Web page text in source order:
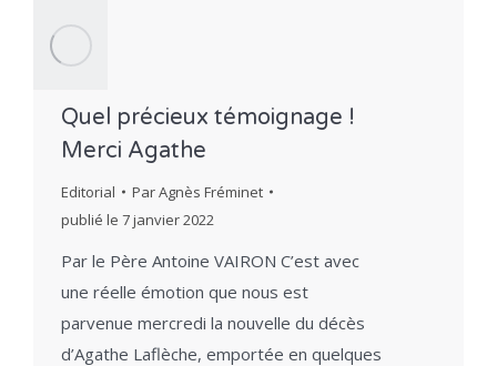
Quel précieux témoignage !
Merci Agathe
Editorial ParAgnès Fréminet
publié le 7 janvier 2022
Par le Père Antoine VAIRON C’est avec
une réelle émotion que nous est
parvenue mercredi la nouvelle du décès
d’Agathe Laflèche, emportée en quelques